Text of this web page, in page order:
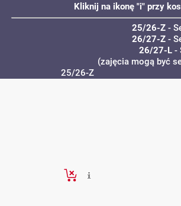
Kliknij na ikonę "i" przy
25/26-Z-
26/27-Z-
26/27-L-
(zajęcia mogą być
25/26-Z